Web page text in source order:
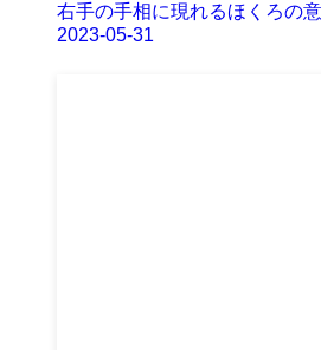
右手の手相に現れるほくろの
2023-05-31